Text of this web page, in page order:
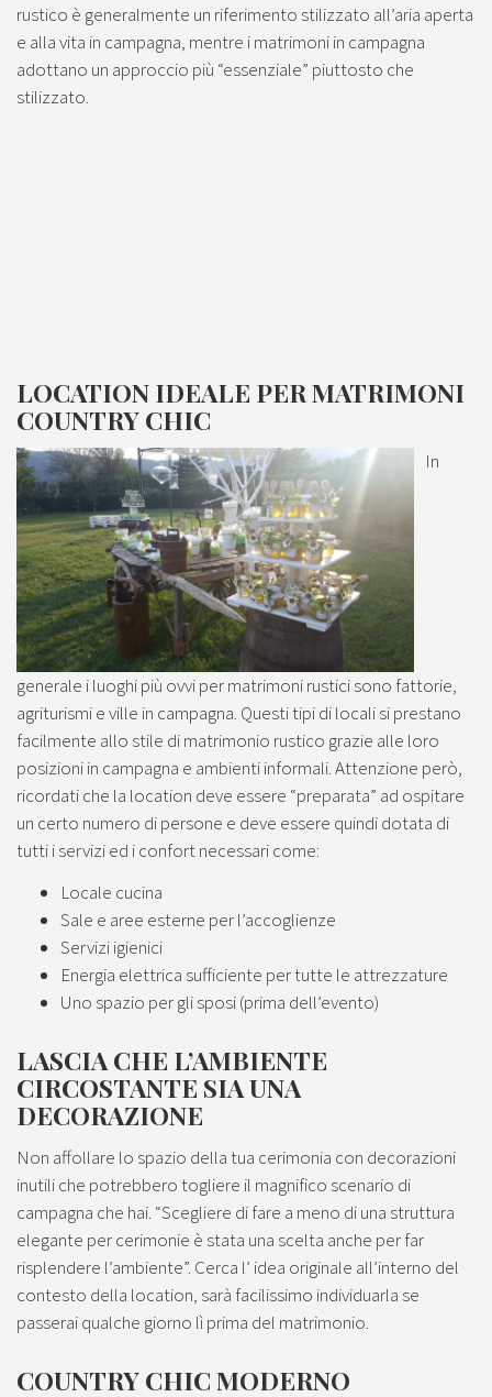
rustico è generalmente un riferimento stilizzato all’aria aperta
e alla vita in campagna, mentre i matrimoni in campagna
adottano un approccio più “essenziale” piuttosto che
stilizzato.
LOCATION IDEALE PER MATRIMONI
COUNTRY CHIC
In
generale i luoghi più ovvi per matrimoni rustici sono fattorie,
agriturismi e ville in campagna. Questi tipi di locali si prestano
facilmente allo stile di matrimonio rustico grazie alle loro
posizioni in campagna e ambienti informali. Attenzione però,
ricordati che la location deve essere “preparata” ad ospitare
un certo numero di persone e deve essere quindi dotata di
tutti i servizi ed i confort necessari come:
Locale cucina
Sale e aree esterne per l’accoglienze
Servizi igienici
Energia elettrica sufficiente per tutte le attrezzature
Uno spazio per gli sposi (prima dell’evento)
LASCIA CHE L’AMBIENTE
CIRCOSTANTE SIA UNA
DECORAZIONE
Non affollare lo spazio della tua cerimonia con decorazioni
inutili che potrebbero togliere il magnifico scenario di
campagna che hai. “Scegliere di fare a meno di una struttura
elegante per cerimonie è stata una scelta anche per far
risplendere l’ambiente”. Cerca l’ idea originale all’interno del
contesto della location, sarà facilissimo individuarla se
passerai qualche giorno lì prima del matrimonio.
COUNTRY CHIC MODERNO